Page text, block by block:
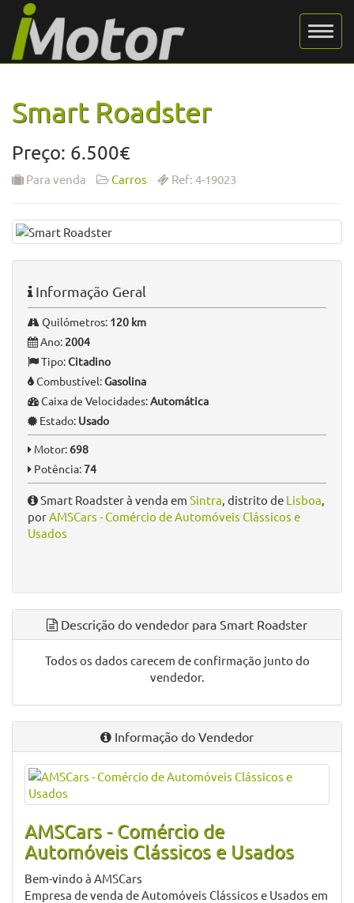
Smart Roadster
Preço: 6.500€
Para venda Carros Ref: 4-19023
Informação Geral
Quilómetros: 120 km
Ano: 2004
Tipo:Citadino
Combustível:Gasolina
Caixa de Velocidades:Automática
Estado: Usado
Motor: 698
Potência:74
Smart Roadster à venda em Sintra, distrito de Lisboa,
porAMSCars - Comércio de Automóveis Clássicos e
Usados
Descrição do vendedor para Smart Roadster
Todos os dados carecem de confirmação junto do
vendedor.
Informação do Vendedor
AMSCars - Comércio de
Automóveis Clássicos e Usados
Bem-vindo à AMSCars
Empresa de venda de Automóveis Clássicos e Usados em